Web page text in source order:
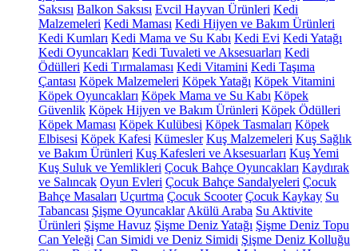
Saksısı Balkon Saksısı Evcil Hayvan Ürünleri Kedi
Malzemeleri Kedi Maması Kedi Hijyen ve Bakım Ürünleri
Kedi Kumları Kedi Mama ve Su Kabı Kedi Evi Kedi Yatağı
Kedi Oyuncakları Kedi Tuvaleti ve Aksesuarları Kedi
Ödülleri Kedi Tırmalaması Kedi Vitamini Kedi Taşıma
Çantası Köpek Malzemeleri Köpek Yatağı Köpek Vitamini
Köpek Oyuncakları Köpek Mama ve Su Kabı Köpek
Güvenlik Köpek Hijyen ve Bakım Ürünleri Köpek Ödülleri
Köpek Maması Köpek Kulübesi Köpek Tasmaları Köpek
Elbisesi Köpek Kafesi Kümesler Kuş Malzemeleri Kuş Sağlık
ve Bakım Ürünleri Kuş Kafesleri ve Aksesuarları Kuş Yemi
Kuş Suluk ve Yemlikleri Çocuk Bahçe Oyuncakları Kaydırak
ve Salıncak Oyun Evleri Çocuk Bahçe Sandalyeleri Çocuk
Bahçe Masaları Uçurtma Çocuk Scooter Çocuk Kaykay Su
Tabancası Şişme Oyuncaklar Akülü Araba Su Aktivite
Ürünleri Şişme Havuz Şişme Deniz Yatağı Şişme Deniz Topu
Can Yeleği Can Simidi ve Deniz Simidi Şişme Deniz Kolluğu